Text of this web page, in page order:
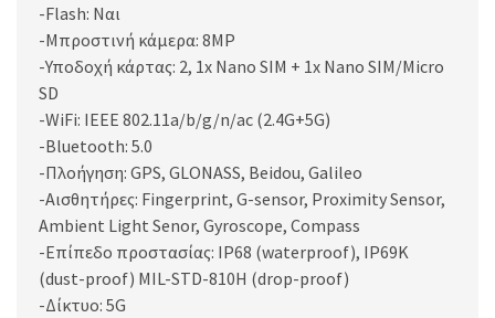
-Flash: Ναι
-Μπροστινή κάμερα: 8MP
-Υποδοχή κάρτας: 2, 1x Nano SIM + 1x Nano SIM/Micro
SD
-WiFi: IEEE 802.11a/b/g/n/ac (2.4G+5G)
-Bluetooth: 5.0
-Πλοήγηση: GPS, GLONASS, Beidou, Galileo
-Αισθητήρες: Fingerprint, G-sensor, Proximity Sensor,
Ambient Light Senor, Gyroscope, Compass
-Επίπεδο προστασίας: IP68 (waterproof), IP69K
(dust-proof) MIL-STD-810H (drop-proof)
-Δίκτυο: 5G